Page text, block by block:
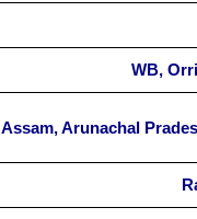
WB,
Assam, Arunachal